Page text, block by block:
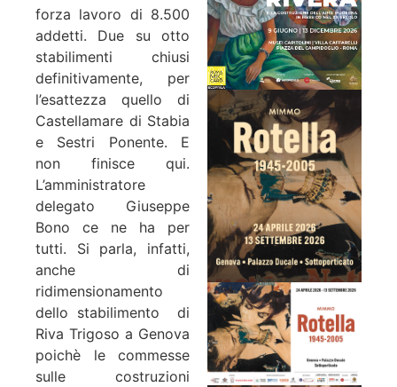
forza lavoro di 8.500
addetti. Due su otto
stabilimenti chiusi
definitivamente, per
l’esattezza quello di
Castellamare di Stabia
e Sestri Ponente. E
non finisce qui.
L’amministratore
delegato Giuseppe
Bono ce ne ha per
tutti. Si parla, infatti,
anche di
ridimensionamento
dello stabilimento di
Riva Trigoso a Genova
poichè le commesse
sulle costruzioni